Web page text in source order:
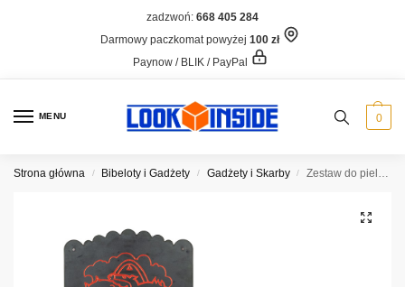
zadzwoń: 668 405 284
Darmowy paczkomat powyżej 100 zł
Paynow / BLIK / PayPal
MENU 0
Strona główna / Bibeloty i Gadżety / Gadżety i Skarby / Zestaw do pielęgnacji butów „Konie” ZSRR